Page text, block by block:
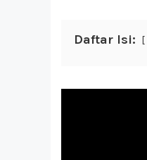
Daftar Isi: